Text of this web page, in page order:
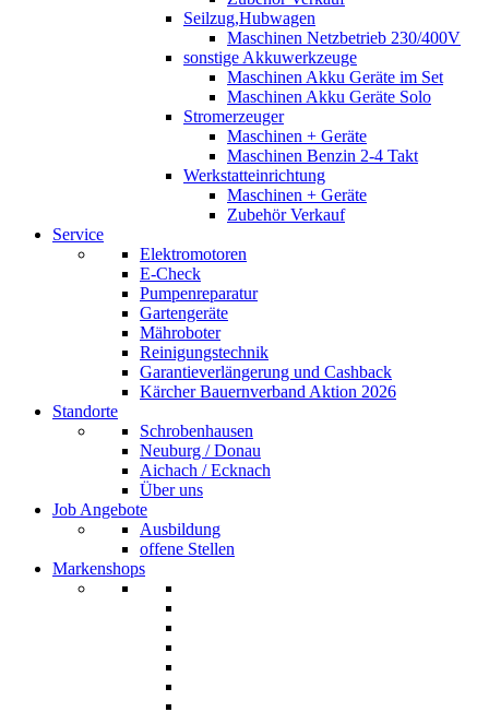
Seilzug,Hubwagen
Maschinen Netzbetrieb 230/400V
sonstige Akkuwerkzeuge
Maschinen Akku Geräte im Set
Maschinen Akku Geräte Solo
Stromerzeuger
Maschinen + Geräte
Maschinen Benzin 2-4 Takt
Werkstatteinrichtung
Maschinen + Geräte
Zubehör Verkauf
Service
Elektromotoren
E-Check
Pumpenreparatur
Gartengeräte
Mähroboter
Reinigungstechnik
Garantieverlängerung und Cashback
Kärcher Bauernverband Aktion 2026
Standorte
Schrobenhausen
Neuburg / Donau
Aichach / Ecknach
Über uns
Job Angebote
Ausbildung
offene Stellen
Markenshops